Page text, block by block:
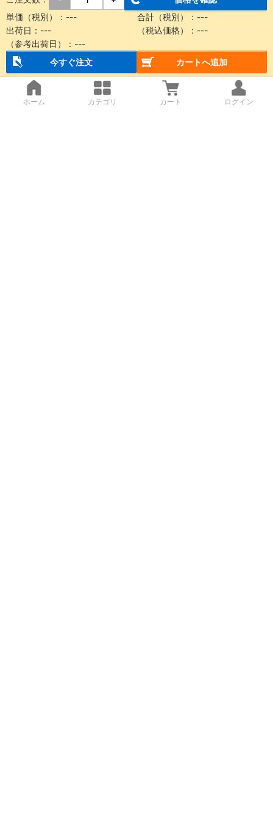
単価（税別）： --- 合計（税別）： ---
出荷日： --- （税込価格）： ---
（参考出荷日）： ---
今すぐ注文
カートへ追加
ホーム カテゴリ カート ログイン